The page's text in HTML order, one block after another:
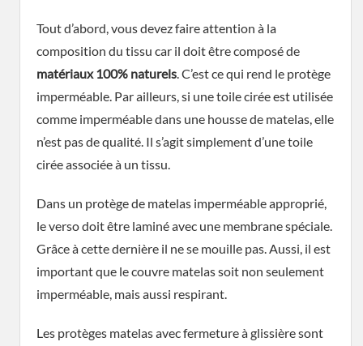
Tout d’abord, vous devez faire attention à la
composition du tissu car il doit être composé de
matériaux 100% naturels. C’est ce qui rend le protège
imperméable. Par ailleurs, si une toile cirée est utilisée
comme imperméable dans une housse de matelas, elle
n’est pas de qualité. Il s’agit simplement d’une toile
cirée associée à un tissu.
Dans un protège de matelas imperméable approprié,
le verso doit être laminé avec une membrane spéciale.
Grâce à cette dernière il ne se mouille pas. Aussi, il est
important que le couvre matelas soit non seulement
imperméable, mais aussi respirant.
Les protèges matelas avec fermeture à glissière sont